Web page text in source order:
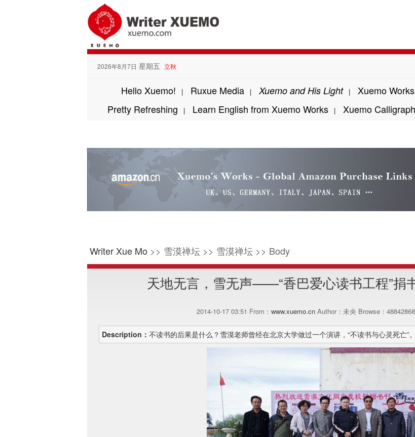
2026年8月7日 星期五 立秋
Hello Xuemo! | Ruxue Media | Xuemo and His Light | Xuemo Works
Pretty Refreshing | Learn English from Xuemo Works | Xuemo
Writer Xue Mo >> 雪漠禅坛 >> 雪漠禅坛 >> Body
天地无言，雪无声——“香巴爱心读书工程”捐
2014-10-17 03:51 From： www.xuemo.cn Author：未央 Browse： 48842868
Description： 不读书的后果是什么？雪漠老师曾经在北京大学做过一个演讲，“不读书与心灵死亡”